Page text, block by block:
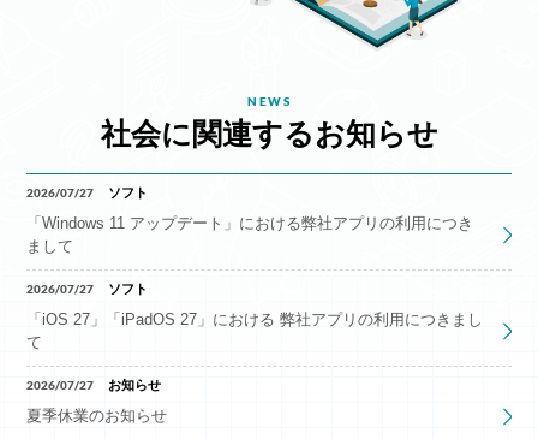
デジタル・アプリ
お問い合わせ
NEWS
社会に関連するお知らせ
2026/07/27 ソフト
「Windows 11 アップデート」における弊社アプリの利用につき
まして
2026/07/27 ソフト
「iOS 27」「iPadOS 27」における 弊社アプリの利用につきまし
て
2026/07/27 お知らせ
夏季休業のお知らせ